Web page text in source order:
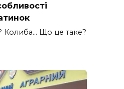
Колиба… Що це таке?